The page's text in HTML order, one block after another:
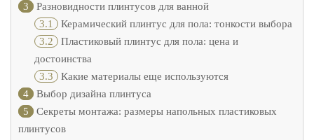
3
Разновидности плинтусов для ванной
3.1 Керамический плинтус для пола: тонкости выбора
3.2 Пластиковый плинтус для пола: цена и
достоинства
3.3 Какие материалы еще используются
4
Выбор дизайна плинтуса
5
Секреты монтажа: размеры напольных пластиковых
плинтусов